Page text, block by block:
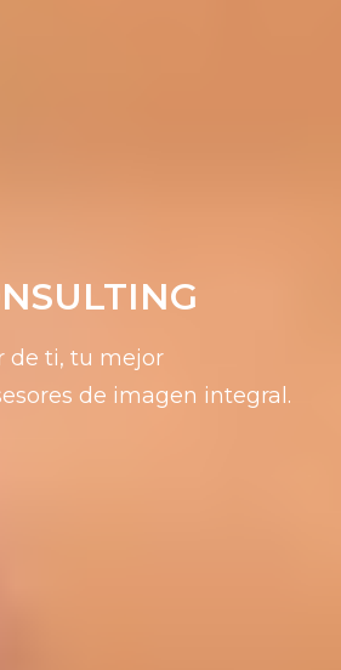
de ti, tu mejor
de imagen integral.